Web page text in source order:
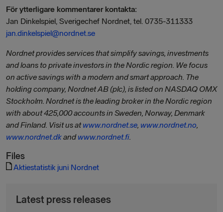
För ytterligare kommentarer kontakta:
Jan Dinkelspiel, Sverigechef Nordnet, tel. 0735-311333
jan.dinkelspiel@nordnet.se
Nordnet provides services that simplify savings, investments
and loans to private investors in the Nordic region. We focus
on active savings with a modern and smart approach. The
holding company, Nordnet AB (plc), is listed on NASDAQ OMX
Stockholm. Nordnet is the leading broker in the Nordic region
with about 425,000 accounts in Sweden, Norway, Denmark
and Finland. Visit us atwww.nordnet.se, www.nordnet.no,
www.nordnet.dkandwww.nordnet.fi.
Files
Aktiestatistik juni Nordnet
Latest press releases